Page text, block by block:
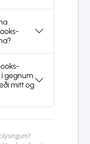
gegnum
mitt og